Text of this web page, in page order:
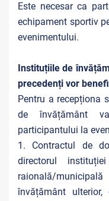
Este necesar ca
echipament sportiv
evenimentului.
Instituțiile de
precedenți vor
Pentru a recepționa
de învățământ
participantului la
1. Contractul de
directorul
raională/
învățământ